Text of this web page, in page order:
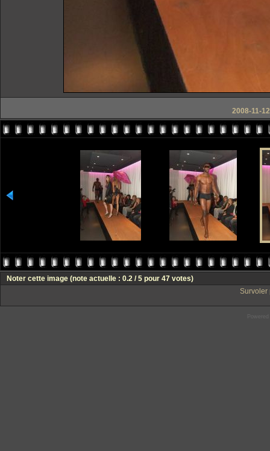
2008-11-
Noter cette image (note actuelle : 0.2 / 5 pour 47 votes)
Survoler